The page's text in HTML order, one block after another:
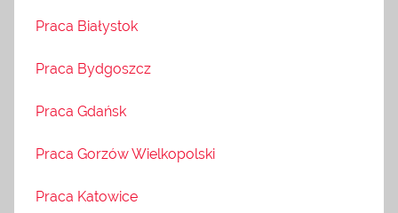
Praca Białystok
Praca Bydgoszcz
Praca Gdańsk
Praca Gorzów Wielkopolski
Praca Katowice